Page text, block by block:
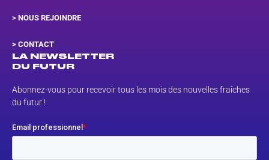
> NOUS REJOINDRE
> CONTACT
LA NEWSLETTER
DU FUTUR
Abonnez-vous pour recevoir tous les mois des nouvelles fraîches
du futur !